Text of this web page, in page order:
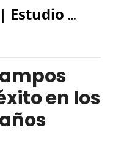
Estudio
en los